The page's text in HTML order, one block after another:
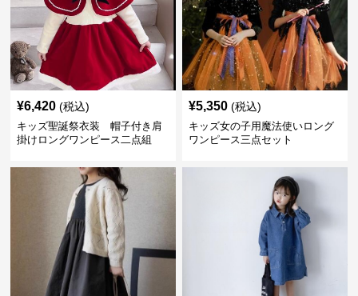
¥6,420 (税込)
キッズ聖誕祭衣装 帽子付き肩
掛けロングワンピース二点組
¥5,350 (税込)
キッズ女の子用魔法使いロング
ワンピース三点セット